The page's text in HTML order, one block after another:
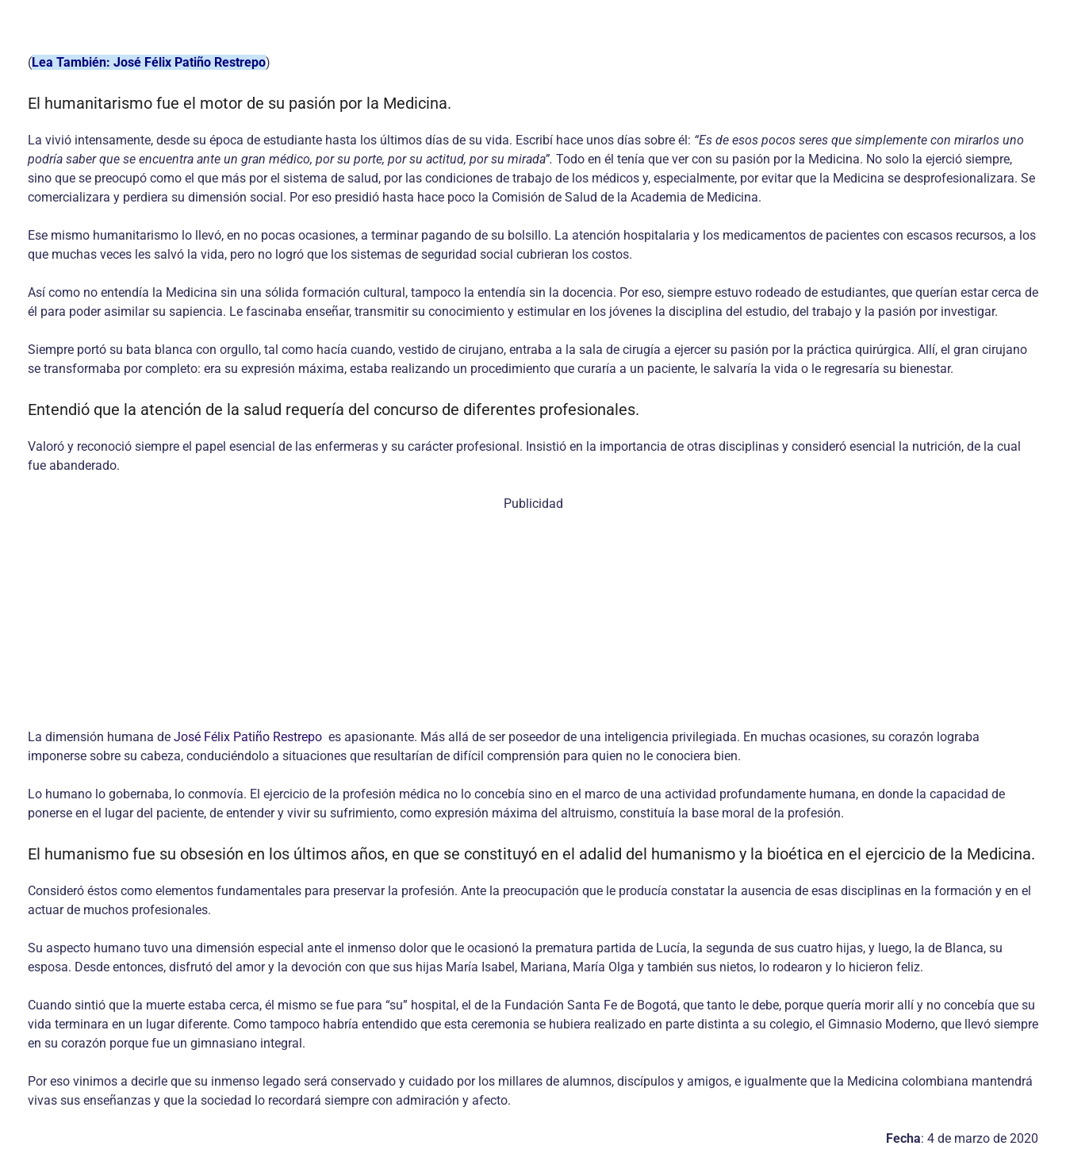
(Lea También: José Félix Patiño Restrepo)
El humanitarismo fue el motor de su pasión por la Medicina.
La vivió intensamente, desde su época de estudiante hasta los últimos días de su vida. Escribí hace unos días sobre él: “Es de esos pocos seres que simplemente con mirarlos uno
podría saber que se encuentra ante un gran médico, por su porte, por su actitud, por su mirada”. Todo en él tenía que ver con su pasión por la Medicina. No solo la ejerció siempre,
sino que se preocupó como el que más por el sistema de salud, por las condiciones de trabajo de los médicos y, especialmente, por evitar que la Medicina se desprofesionalizara. Se
comercializara y perdiera su dimensión social. Por eso presidió hasta hace poco la Comisión de Salud de la Academia de Medicina. ­
Ese mismo humanitarismo lo llevó, en no pocas oca­siones, a terminar pagando de su bolsillo. La atención hospitalaria y los medicamentos de pacientes con esca­sos recursos, a los
que muchas veces les salvó la vida, pero no logró que los sistemas de seguridad social cu­brieran los costos.
Así como no entendía la Medicina sin una sólida for­mación cultural, tampoco la entendía sin la docencia. Por eso, siempre estuvo rodeado de estudiantes, que querían estar cerca de
él para poder asimilar su sapien­cia. Le fascinaba enseñar, transmitir su conocimiento y estimular en los jóvenes la disciplina del estudio, del trabajo y la pasión por investigar.
Siempre portó su bata blanca con orgullo, tal como hacía cuando, vestido de cirujano, entraba a la sala de cirugía a ejercer su pasión por la práctica quirúrgica. Allí, el gran cirujano
se transformaba por completo: era su expresión máxima, estaba realizando un proce­dimiento que curaría a un paciente, le salvaría la vida o le regresaría su bienestar.
Entendió que la atención de la salud requería del con­curso de diferentes profesionales.
Valoró y reconoció siempre el papel esencial de las enfermeras y su ca­rácter profesional. Insistió en la importancia de otras disciplinas y consideró esencial la nutrición, de la cual
fue abanderado.
Publicidad
La dimensión humana de José Félix Patiño Restrepo es apa­sionante. Más allá de ser poseedor de una inteligencia privilegiada. En muchas ocasiones, su corazón lograba
imponerse sobre su cabeza, conduciéndolo a situacio­nes que resultarían de difícil comprensión para quien no le conociera bien.
Lo humano lo gobernaba, lo conmovía. El ejercicio de la profesión médica no lo concebía sino en el marco de una actividad profundamente humana, en donde la capacidad de
ponerse en el lugar del paciente, de en­tender y vivir su sufrimiento, como expresión máxima del altruismo, constituía la base moral de la profesión.
El humanismo fue su obsesión en los últimos años, en que se constituyó en el adalid del humanismo y la bioética en el ejercicio de la Medicina.
Consideró éstos como elementos fundamentales para preservar la pro­fesión. Ante la preocupación que le producía constatar la ausencia de esas disciplinas en la formación y en el
actuar de muchos profesionales.
Su aspecto humano tuvo una dimensión especial ante el inmenso dolor que le ocasionó la prematura partida de Lucía, la segunda de sus cuatro hijas, y luego, la de Blanca, su
esposa. Desde entonces, disfrutó del amor y la devoción con que sus hijas María Isabel, Mariana, María Olga y también sus nietos, lo rodearon y lo hi­cieron feliz.
Cuando sintió que la muerte estaba cerca, él mismo se fue para “su” hospital, el de la Fundación Santa Fe de Bogotá, que tanto le debe, porque quería morir allí y no concebía que su
vida terminara en un lugar diferente. Como tampoco habría entendido que esta ceremonia se hubiera realizado en parte distinta a su colegio, el Gimnasio Moderno, que llevó siempre
en su corazón porque fue un gimnasiano integral.
Por eso vinimos a decirle que su inmenso legado será conservado y cuidado por los millares de alumnos, discípulos y amigos, e igualmente que la Medicina co­lombiana mantendrá
vivas sus enseñanzas y que la so­ciedad lo recordará siempre con admiración y afecto.
Fecha: 4 de marzo de 2020